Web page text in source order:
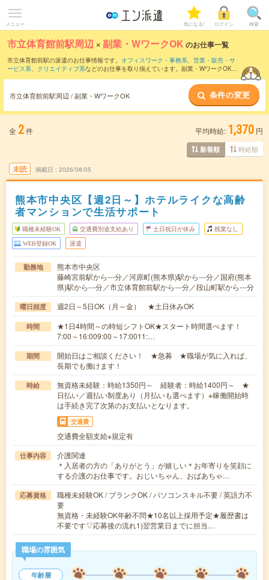
メニュー 気になる! ログイン 検索
市立体育館前駅周辺 ×副業・WワークOK のお仕事一覧
市立体育館前駅の派遣のお仕事情報です。 オフィスワーク・事務系、 営業・販売・サ
ービス系、 クリエイティブ系などのお仕事を取り揃えています。副業・WワークOKの
市立体育館前駅周辺 / 副業・WワークOK 条件の変更
全 2件 平均時給: 1,370 円
新着順 時給順
未読 掲載日 2026/08/05
熊本市中央区【週2日～】ホテルライクな高齢
者マンションで生活サポート
職種未経験OK 交通費別途支給あり 土日祝日が休み 残業なし
WEB登録OK 派遣
勤務地
熊本市中央区
藤崎宮前駅から---分／河原町(熊本県)駅から---分／国府(熊本
県)駅から---分／市立体育館前駅から---分／段山町駅から---分
曜日頻度 週2日～5日OK（月～金） ★土日休みOK
時間
★1日4時間～の時短シフトOK★スタート時間選べます！
7:00～16:009:00～17:0011:…
期間
開始日はご相談ください！ ★急募 ★職場が気に入れば、
長期でも働けます！
時給
無資格未経験：時給1350円～ 経験者：時給1400円～ ★
日払い／週払い制度あり（月払いも選べます）※稼働開始時
は手続き完了次第のお支払いとなります。
交通費
交通費全額支給※規定有
仕事内容
介護関連
＊入居者の方の「ありがとう」が嬉しい＊お年寄りを笑顔に
する介護のお仕事です。おじいちゃん、おばあちゃ…
応募資格
職種未経験OK / ブランクOK / パソコンスキル不要 / 英語力不
要
無資格・未経験OK年齢不問★10名以上採用予定★履歴書は
不要です▽応募後の流れ1)翌営業日までに担当…
職場の雰囲気
年齢層